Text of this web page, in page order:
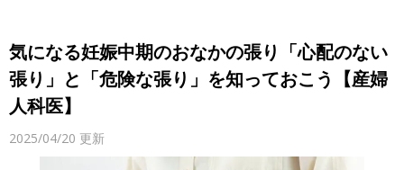
気になる妊娠中期のおなかの張り「心配のない
張り」と「危険な張り」を知っておこう【産婦
人科医】
2025/04/20 更新